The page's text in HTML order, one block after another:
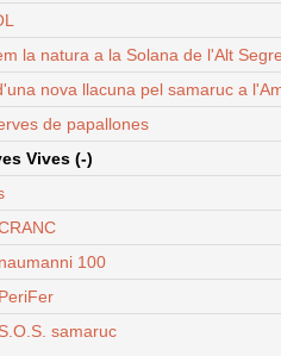
la natura a la Solana de l'Alt
nova llacuna pel samaruc a
de papallones
Vives (-)
100
samaruc